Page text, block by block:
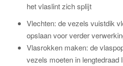
het vlaslint zich splijt
Vlechten: de vezels vuistdik
opslaan voor verder
Vlasrokken maken: de
vezels moeten in lengtedraad